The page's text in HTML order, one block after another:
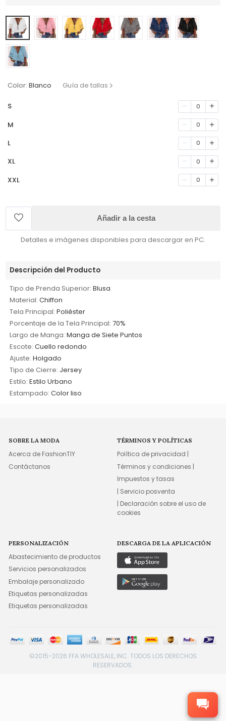
Color: Blanco Guía de tallas
S 0
M 0
L 0
XL 0
XXL 0
Añadir a la cesta
Detalles e imágenes disponibles para descargar en PC.
Descripción del Producto
Tipo de Prenda Superior: Blusa
Material: Chiffon
Tela Principal: Poliéster
Porcentaje de la Tela Principal: 70%
Largo de Manga: Manga de Siete Puntos
Escote: Cuello redondo
Ajuste: Holgado
Tipo de Cierre: Jersey
Estilo: Estilo Urbano
Estampado: Color liso
SOBRE LA MODA
Acerca de FashionTIY
Contáctanos
TÉRMINOS Y POLÍTICAS
Política de privacidad |
Términos y condiciones |
Impuestos y tasas
| Servicio posventa
| Declaración sobre el uso de
cookies
PERSONALIZACIÓN
Abastecimiento de productos
Servicios personalizados
Embalaje personalizado
Etiquetas personalizadas
Etiquetas personalizadas
DESCARGA DE LA APLICACIÓN
©2015-2026 FFA WHOLESALE, INC. TODOS LOS DERECHOS
RESERVADOS.